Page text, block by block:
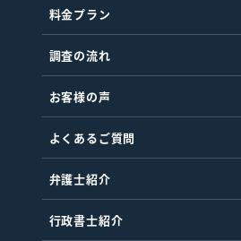
料金プラン
調査の流れ
お客様の声
よくあるご質問
弁護士紹介
行政書士紹介